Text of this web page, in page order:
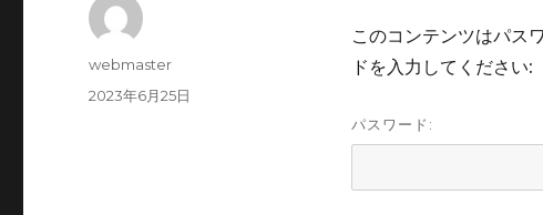
このコンテンツはパス
ドを入力してください:
パスワード:
投
webmaster
投
2023年6月25日